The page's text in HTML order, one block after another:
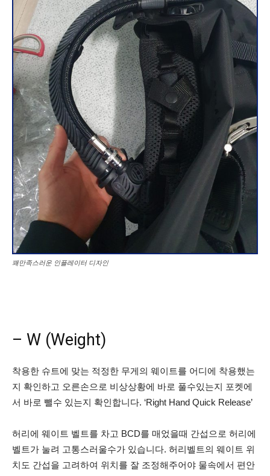
꽤만족스러운 인플레이터 디자인
– W (Weight)
착용한 슈트에 맞는 적정한 무게의 웨이트를 어디에 착용했는
지 확인하고 오른손으로 비상상황에 바로 풀수있는지 포켓에
서 바로 뺄수 있는지 확인합니다. ‘Right Hand Quick Release’
허리에 웨이트 벨트를 차고 BCD를 매었을때 간섭으로 허리에
벨트가 눌려 고통스러울수가 있습니다. 허리벨트의 웨이트 위
치도 간섭을 고려하여 위치를 잘 조정해주어야 물속에서 편안